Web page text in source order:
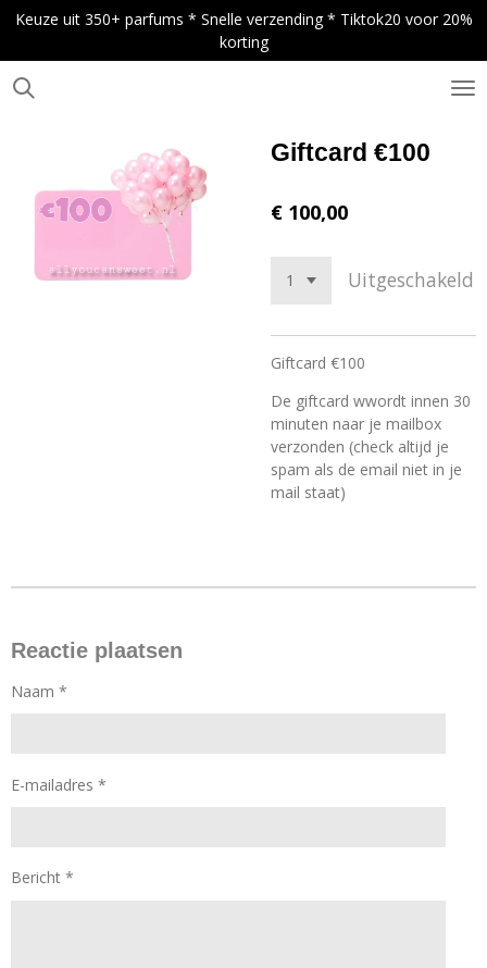
Ga
naar
de
Keuze uit 350+ parfums * Snelle verzending * Tiktok20 voor 20%
korting
Giftcard €100
€ 100,00
Uitgeschakeld
Giftcard €100
De giftcard wwordt innen 30
minuten naar je mailbox
verzonden (check altijd je
spam als de email niet in je
mail staat)
Reactie plaatsen
Naam *
E-mailadres *
Bericht *